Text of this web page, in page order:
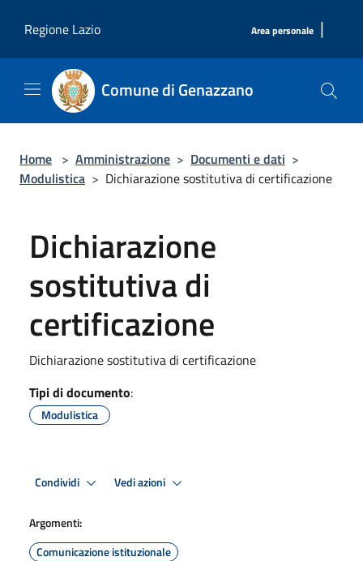
Regione Lazio
Area personale |
Comune di Genazzano
Home > Amministrazione > Documenti e dati >
Modulistica > Dichiarazione sostitutiva di certificazione
Dichiarazione
sostitutiva di
certificazione
Dichiarazione sostitutiva di certificazione
Tipi di documento:
Modulistica
Condividi Vedi azioni
Argomenti:
Comunicazione istituzionale